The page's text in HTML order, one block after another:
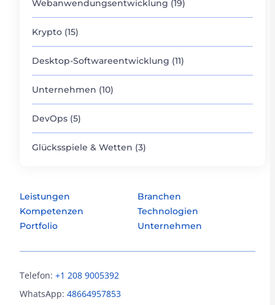
Webanwendungsentwicklung (19)
Krypto (15)
Desktop-Softwareentwicklung (11)
Unternehmen (10)
DevOps (5)
Glücksspiele & Wetten (3)
Leistungen
Branchen
Kompetenzen
Technologien
Portfolio
Unternehmen
Telefon: +1 208 9005392
WhatsApp: 48664957853